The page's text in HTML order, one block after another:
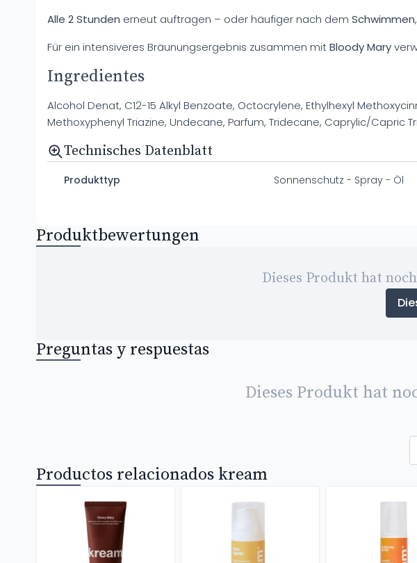
Alle 2 Stunden erneut auftragen – oder häufiger nach dem Schwimmen,
Für ein intensiveres Bräunungsergebnis zusammen mitBloody Mary
Ingredientes
Alcohol Denat, C12-15 Alkyl Benzoate, Octocrylene, Ethylhexyl
Methoxyphenyl Triazine, Undecane, Parfum, Tridecane, Caprylic/Capric
Technisches Datenblatt
Produkttyp Sonnenschutz - Spray - Öl
Produktbewertungen
Dieses Produkt hat
Preguntas y respuestas
Dieses Produkt hat
Productos relacionados kream